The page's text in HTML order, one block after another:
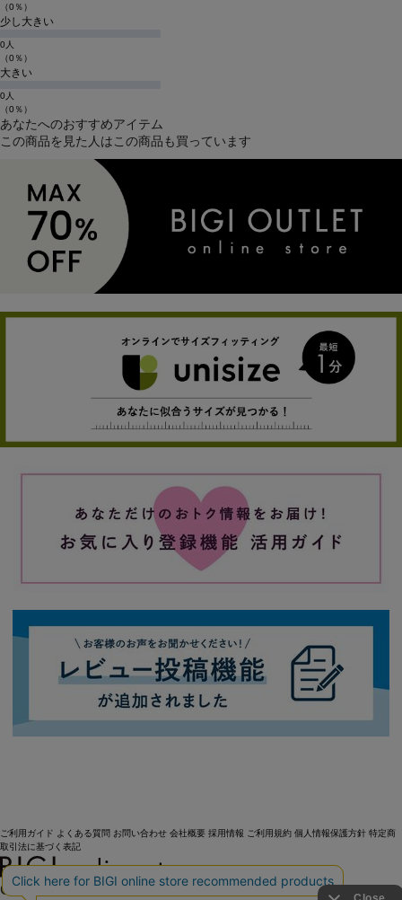
（0％）
少し大きい
0人
（0％）
大きい
0人
（0％）
あなたへのおすすめアイテム
この商品を見た人はこの商品も買っています
ご利用ガイド よくある質問 お問い合わせ 会社概要 採用情報 ご利用規約 個人情報保護方針 特定商
取引法に基づく表記
OFFICIAL SNS